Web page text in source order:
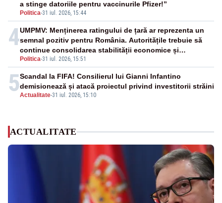
Politica-31 iul. 2026, 15:44
a stinge datoriile pentru vaccinurile Pfizer!”
4
Politica-31 iul. 2026, 15:51
UMPMV: Menținerea ratingului de țară ar reprezenta un
semnal pozitiv pentru România. Autoritățile trebuie să
continue consolidarea stabilității economice și
financiare
5Actualitate-31 iul. 2026, 15:10
Scandal la FIFA! Consilierul lui Gianni Infantino
demisionează și atacă proiectul privind investitorii străini
ACTUALITATE